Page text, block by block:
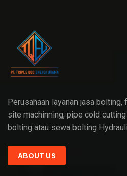
Perusahaan layanan jasa bolting,
site machinning, pipe cold
bolting atau sewa bolting
ABOUT US